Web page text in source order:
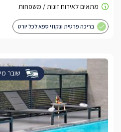
בריכה פרטית וגקוזי ספא לכל יורט
שובר